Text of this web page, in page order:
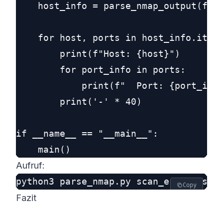
host_info =
for host, ports in
        print(f"Host: {host}")
        for port_info in ports:
print(f"  Port:
        print('-' * 40)
if __name__ == "__main__":
Aufruf:
Copy
Fazit